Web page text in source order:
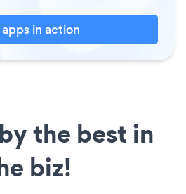
apps in action
the best in
biz!